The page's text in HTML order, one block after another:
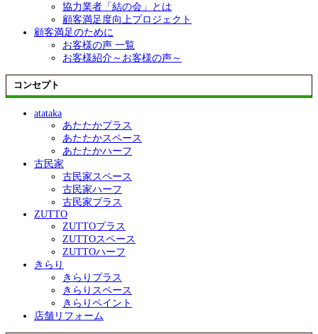
協力業者「結の会」とは
顧客満足度向上プロジェクト
顧客満足のために
お客様の声 一覧
お客様紹介～お客様の声～
コンセプト
atataka
あたたかプラス
あたたかスペース
あたたかハーフ
古民家
古民家スペース
古民家ハーフ
古民家プラス
ZUTTO
ZUTTOプラス
ZUTTOスペース
ZUTTOハーフ
きらり
きらりプラス
きらりスペース
きらりペイント
店舗リフォーム